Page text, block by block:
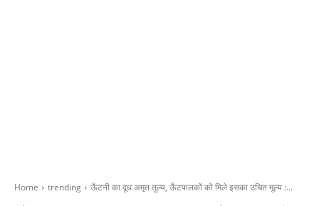
Home trending ऊँटनी का दूध अमृत तुल्य, ऊँटपालकों को मिले इसका उचित मूल्य :...